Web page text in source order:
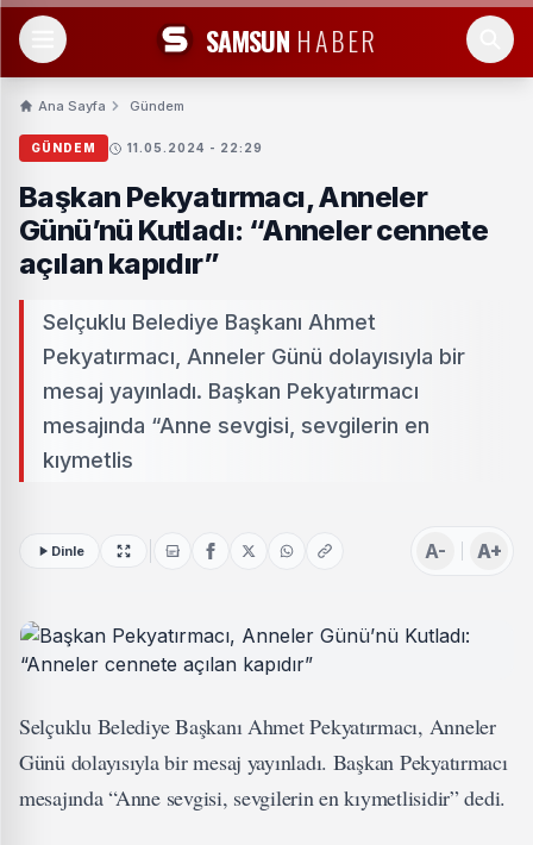
SAMSUN HABER
Ana Sayfa Gündem
GÜNDEM 11.05.2024 - 22:29
Başkan Pekyatırmacı, Anneler
Günü’nü Kutladı: “Anneler cennete
açılan kapıdır”
Selçuklu Belediye Başkanı Ahmet
Pekyatırmacı, Anneler Günü dolayısıyla bir
mesaj yayınladı. Başkan Pekyatırmacı
mesajında “Anne sevgisi, sevgilerin en
kıymetlis
Dinle A- A+
Selçuklu Belediye Başkanı Ahmet Pekyatırmacı, Anneler
Günü dolayısıyla bir mesaj yayınladı. Başkan Pekyatırmacı
mesajında “Anne sevgisi, sevgilerin en kıymetlisidir” dedi.